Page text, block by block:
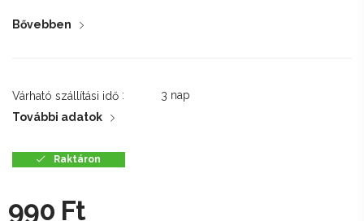
Bővebben
Várható szállítási idő :
3 nap
További adatok
Raktáron
990 Ft